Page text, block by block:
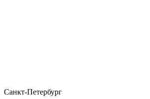
Санкт-Петербург